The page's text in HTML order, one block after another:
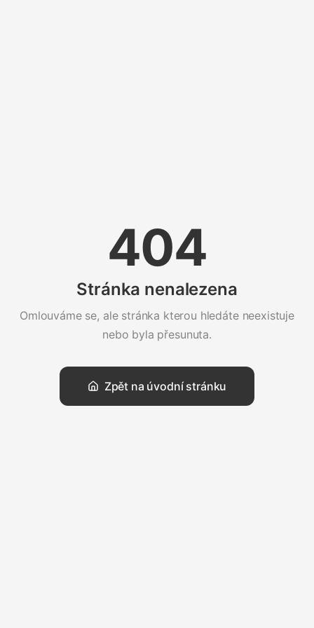
404
Stránka nenalezena
Omlouváme se, ale stránka kterou hledáte neexistuje
nebo byla přesunuta.
Zpět na úvodní stránku